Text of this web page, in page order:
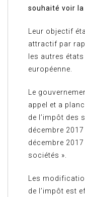
souhaité voir
Leur objectif
attractif par
les autres
européenne.
Le
appel et a
de l’impôt des
décembre
décembre
sociétés ».
Les
de l’impôt est